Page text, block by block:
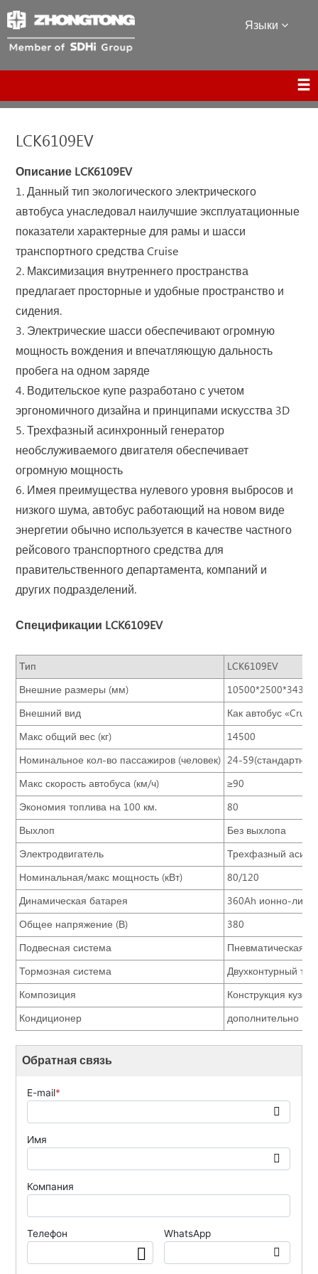
Языки
LCK6109EV
Описание LCK6109EV
1. Данный тип экологического электрического
автобуса унаследовал наилучшие эксплуатационные
показатели характерные для рамы и шасси
транспортного средства Cruise
2. Максимизация внутреннего пространства
предлагает просторные и удобные пространство и
сидения.
3. Электрические шасси обеспечивают огромную
мощность вождения и впечатляющую дальность
пробега на одном заряде
4. Водительское купе разработано с учетом
эргономичного дизайна и принципами искусства 3D
5. Трехфазный асинхронный генератор
необслуживаемого двигателя обеспечивает
огромную мощность
6. Имея преимущества нулевого уровня выбросов и
низкого шума, автобус работающий на новом виде
энергетии обычно используется в качестве частного
рейсового транспортного средства для
правительственного департамента, компаний и
других подразделений.
Спецификации LCK6109EV
Тип
LCK6109EV
Внешние размеры (мм)
10500*2500*3430
Внешний вид
Как автобус
Макс общий вес (кг)
14500
Номинальное кол-во пассажиров (человек) 24-
Макс скорость автобуса (км/ч)
≥90
Экономия топлива на 100 км.
80
Выхлоп
Без выхлопа
Электродвигатель
Трехфазный
Номинальная/макс мощность (кВт)
80/120
Динамическая батарея
360Ah ионно-
Общее напряжение (В)
380
Подвесная система
Пневматическая
Тормозная система
Двухконтурный
Композиция
Конструкция
Кондиционер
дополнительно
Обратная связь